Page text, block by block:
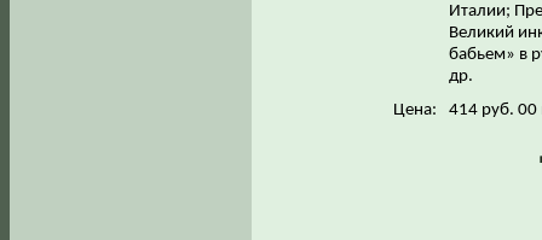
Италии;
Великий
бабьем» в
др.
Цена:
414 руб. 00